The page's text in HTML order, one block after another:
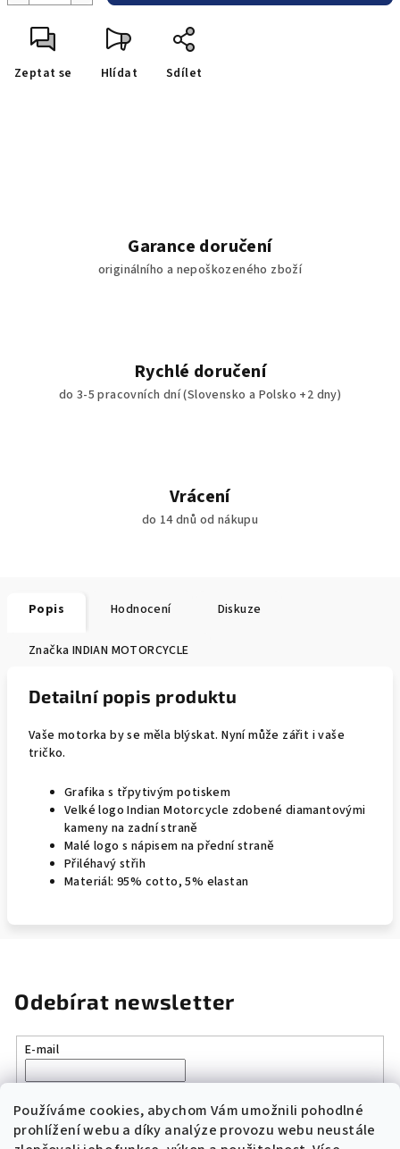
Používáme cookies, abychom Vám umožnili pohodlné
prohlížení webu a díky analýze provozu webu neustále
Zeptat se Hlídat Sdílet
Garance doručení
originálního a nepoškozeného zboží
Rychlé doručení
do 3-5 pracovních dní (Slovensko a Polsko +2 dny)
Vrácení
do 14 dnů od nákupu
Popis Hodnocení Diskuze
Značka INDIAN MOTORCYCLE
Detailní popis produktu
Vaše motorka by se měla blýskat. Nyní může zářit i vaše
tričko.
Grafika s třpytivým potiskem
Velké logo Indian Motorcycle zdobené diamantovými
kameny na zadní straně
Malé logo s nápisem na přední straně
Přiléhavý střih
Materiál: 95% cotto, 5% elastan
Odebírat newsletter
E-mail
údajů